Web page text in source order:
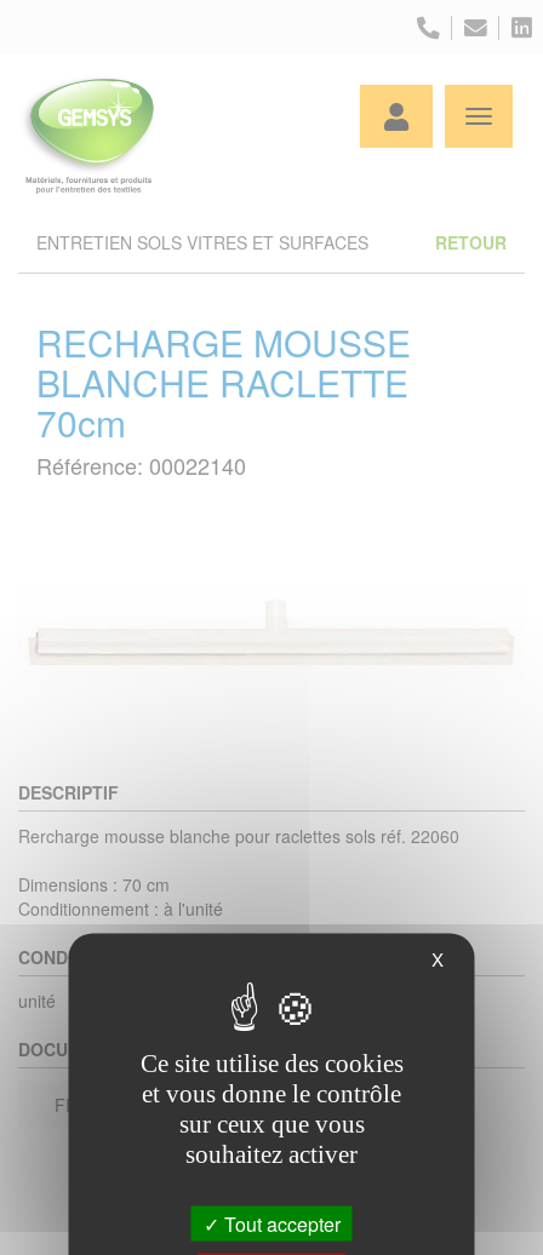
ENTRETIEN SOLS VITRES ET SURFACES RETOUR
RECHARGE MOUSSE
BLANCHE RACLETTE
70cm
Référence: 00022140
DESCRIPTIF
Rercharge mousse blanche pour raclettes sols réf. 22060
Dimensions : 70 cm
Conditionnement : à l'unité
CONDITIONNEMENT
unité
DOCUMENTS
FICHE TECHNIQUE
X
Ce site utilise des cookies
et vous donne le contrôle
sur ceux que vous
souhaitez activer
Tout accepter